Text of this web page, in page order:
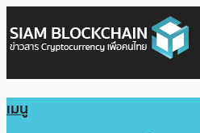
เมนู